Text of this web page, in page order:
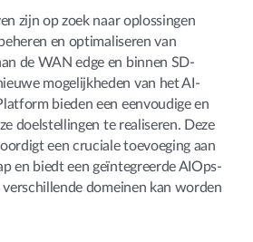
zijn op zoek naar oplossingen
en optimaliseren van
de WAN edge en binnen SD-
mogelijkheden van het AI-
bieden een eenvoudige en
doelstellingen te realiseren. Deze
een cruciale toevoeging aan
en biedt een geïntegreerde AIOps-
domeinen kan worden